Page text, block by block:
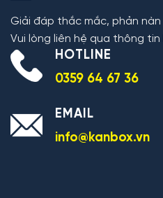
Giải đáp thắc mắc, phản
Vui lòng liên hệ qua thông
HOTLINE
0359 64 67 36
EMAIL
info@kanbox.vn